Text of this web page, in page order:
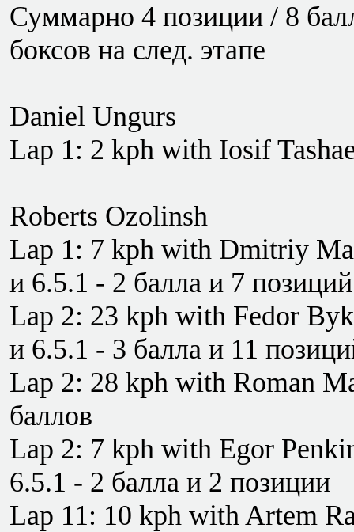
Суммарно 4 позиции / 8
боксов на след. этапе
Daniel Ungurs
Lap 1: 2 kph with Iosif
Roberts Ozolinsh
Lap 1: 7 kph with Dmitriy
и 6.5.1 - 2 балла и 7 позиций
Lap 2: 23 kph with Fedor
и 6.5.1 - 3 балла и 11
Lap 2: 28 kph with Roman
баллов
Lap 2: 7 kph with Egor
6.5.1 - 2 балла и 2 позиции
Lap 11: 10 kph with Artem